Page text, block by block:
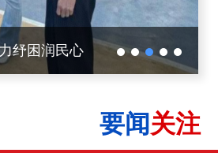
界反法西斯
要闻关注